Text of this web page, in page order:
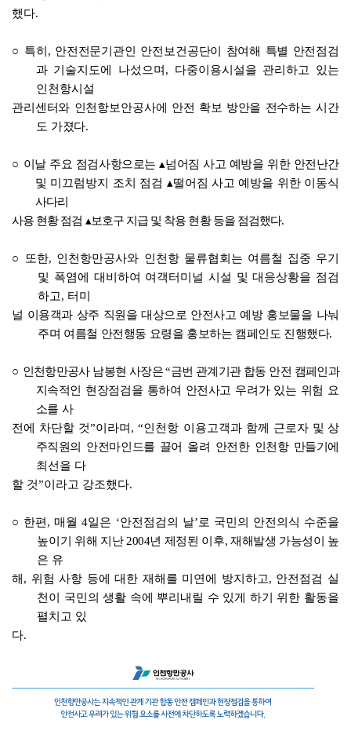
했다.
○ 특히 , 안전전문기관인 안전보건공단이 참여해 특별 안전점검
과 기술지도에 나섰으며 , 다중이용시설을 관리하고 있는
인천항시설
관리센터와 인천항보안공사에 안전 확보 방안을 전수하는 시간
도 가졌다.
○ 이날 주요 점검사항으로는▴넘어짐 사고 예방을 위한 안전난간
및 미끄럼방지 조치 점검 ▴떨어짐 사고 예방을 위한 이동식
사다리
사용 현황 점검 ▴보호구 지급 및 착용 현황 등을 점검했다.
○ 또한, 인천항만공사와 인천항 물류협회는 여름철 집중 우기
및 폭염에 대비하여 여객터미널 시설 및 대응상황을 점검
하고, 터미
널 이용객과 상주 직원을 대상으로 안전사고 예방 홍보물을 나눠
주며 여름철 안전행동 요령을 홍보하는 캠페인도 진행했다.
○ 인천항만공사 남봉현 사장은“금번 관계기관 합동 안전 캠페인과
지속적인 현장점검을 통하여 안전사고 우려가 있는 위험 요
소를 사
전에 차단할 것”이라며 , “인천항 이용고객과 함께 근로자 및 상
주직원의 안전마인드를 끌어 올려 안전한 인천항 만들기에
최선을 다
할 것”이라고 강조했다.
○ 한편 ,매월4일은 ‘안전점검의 날’로 국민의 안전의식 수준을
높이기 위해 지난 2004년 제정된 이후, 재해발생 가능성이 높
은 유
해 , 위험 사항 등에 대한 재해를 미연에 방지하고, 안전점검 실
천이 국민의 생활 속에 뿌리내릴 수 있게 하기 위한 활동을
펼치고 있
다.